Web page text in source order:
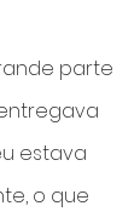
parte
estava
o que